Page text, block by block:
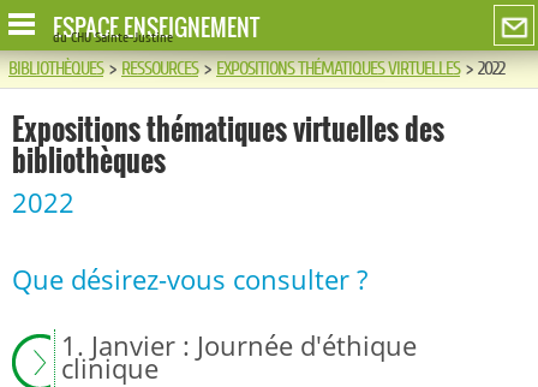
ESPACE ENSEIGNEMENT
du CHU Sainte-Justine
BIBLIOTHÈQUES>RESSOURCES>EXPOSITIONS THÉMATIQUES VIRTUELLES>2022
Expositions thématiques virtuelles des
bibliothèques
2022
Que désirez-vous consulter ?
1. Janvier : Journée d'éthique
clinique